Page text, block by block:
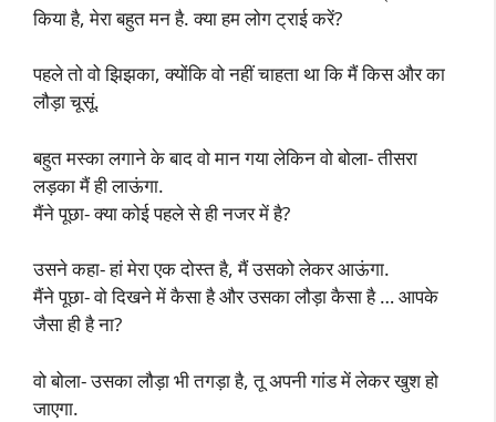
किया है, मेरा बहुत मन है. क्या हम लोग ट्राई करें?
पहले तो वो झिझका, क्योंकि वो नहीं चाहता था कि मैं किस और का
लौड़ा चूसूं.
बहुत मस्का लगाने के बाद वो मान गया लेकिन वो बोला- तीसरा
लड़का मैं ही लाऊंगा.
मैंने पूछा- क्या कोई पहले से ही नजर में है?
उसने कहा- हां मेरा एक दोस्त है, मैं उसको लेकर आऊंगा.
मैंने पूछा- वो दिखने में कैसा है और उसका लौड़ा कैसा है … आपके
जैसा ही है ना?
वो बोला- उसका लौड़ा भी तगड़ा है, तू अपनी गांड में लेकर खुश हो
जाएगा.